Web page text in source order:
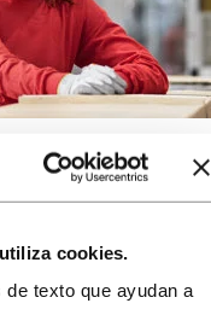
cookies.
texto que ayudan a
Comunicados de
encontrarás todo lo que